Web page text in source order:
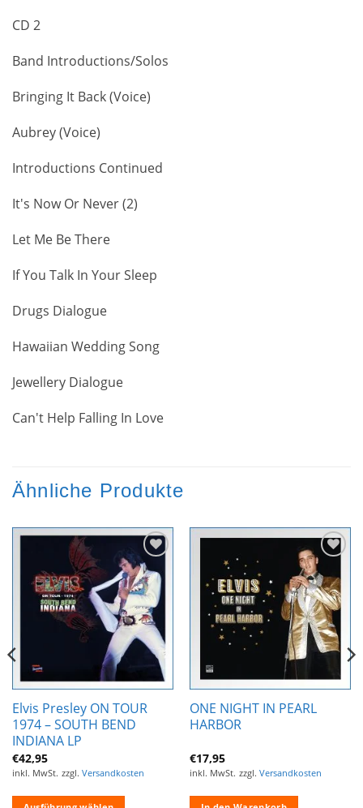
CD 2
Band Introductions/Solos
Bringing It Back (Voice)
Aubrey (Voice)
Introductions Continued
It's Now Or Never (2)
Let Me Be There
If You Talk In Your Sleep
Drugs Dialogue
Hawaiian Wedding Song
Jewellery Dialogue
Can't Help Falling In Love
Ähnliche Produkte
Zur
Wunschliste
hinzufügen
Elvis Presley ON TOUR
1974 – SOUTH BEND
INDIANA LP
€42,95
inkl. MwSt. zzgl. Versandkosten
Zur
Wunschliste
hinzufügen
ONE NIGHT IN PEARL
HARBOR
€17,95
inkl. MwSt. zzgl. Versandkosten